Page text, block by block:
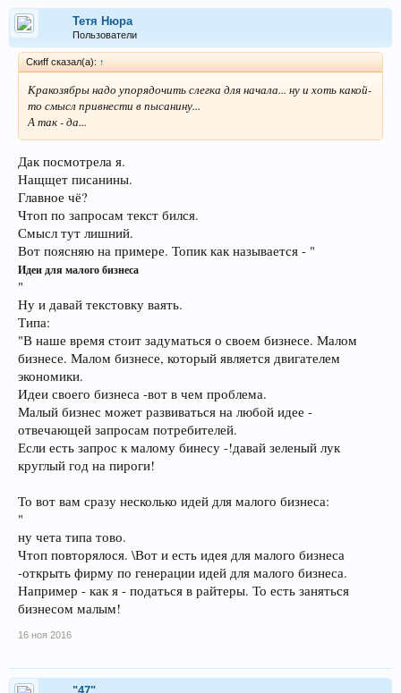
Тетя Нюра
Пользователи
Скиff сказал(а): ↑
Кракозябры надо упорядочить слегка для начала... ну и хоть какой-
то смысл привнести в пысанину...
А так - да...
Дак посмотрела я.
Нащщет писанины.
Главное чё?
Чтоп по запросам текст бился.
Смысл тут лишний.
Вот поясняю на примере. Топик как называется - "
Идеи для малого бизнеса
"
Ну и давай текстовку ваять.
Типа:
"В наше время стоит задуматься о своем бизнесе. Малом
бизнесе. Малом бизнесе, который является двигателем
экономики.
Идеи своего бизнеса -вот в чем проблема.
Малый бизнес может развиваться на любой идее -
отвечающей запросам потребителей.
Если есть запрос к малому бинесу -!давай зеленый лук
круглый год на пироги!
То вот вам сразу несколько идей для малого бизнеса:
"
ну чета типа тово.
Чтоп повторялося. \Вот и есть идея для малого бизнеса
-открыть фирму по генерации идей для малого бизнеса.
Например - как я - податься в райтеры. То есть заняться
бизнесом малым!
16 ноя 2016